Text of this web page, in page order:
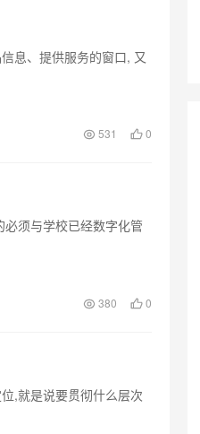
息、提供服务的窗口, 又
531 0
须与学校已经数字化管
380 0
,就是说要贯彻什么层次